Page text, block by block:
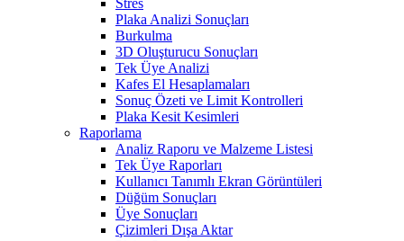
Stres
Plaka Analizi Sonuçları
Burkulma
3D Oluşturucu Sonuçları
Tek Üye Analizi
Kafes El Hesaplamaları
Sonuç Özeti ve Limit Kontrolleri
Plaka Kesit Kesimleri
Raporlama
Analiz Raporu ve Malzeme Listesi
Tek Üye Raporları
Kullanıcı Tanımlı Ekran Görüntüleri
Düğüm Sonuçları
Üye Sonuçları
Çizimleri Dışa Aktar